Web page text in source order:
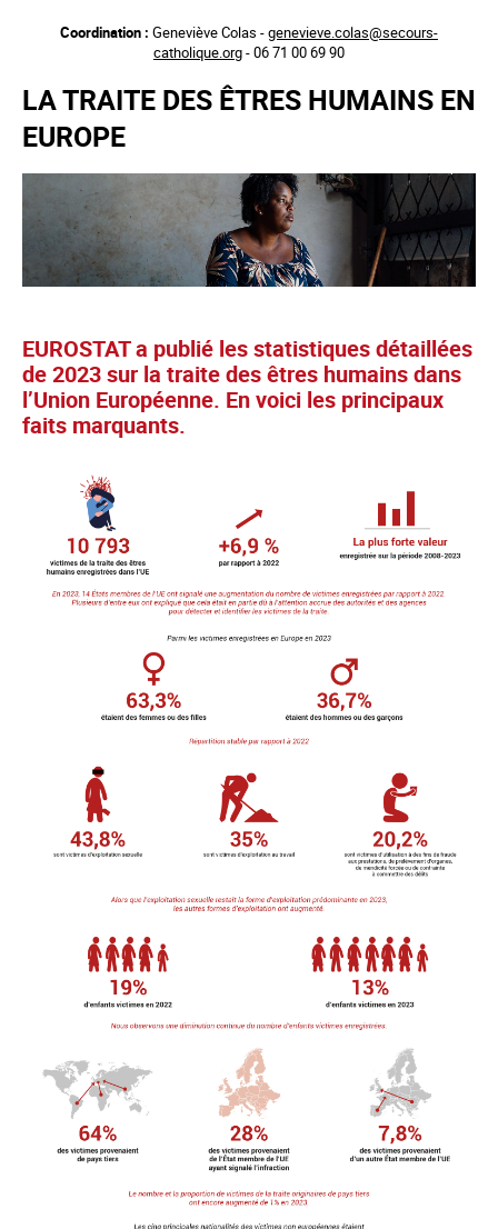
principal
Coordination : Geneviève Colas -genevieve.colas@secours-
catholique.org- 06 71 00 69 90
LA TRAITE DES ÊTRES HUMAINS EN
EUROPE
EUROSTAT a publié les statistiques détaillées
de 2023 sur la traite des êtres humains dans
l’Union Européenne. En voici les principaux
faits marquants.